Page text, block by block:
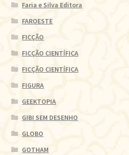
Faria e Silva Editora
FAROESTE
FICÇÃO
FICÇÃO CIENTÍFICA
FICÇÃO CIENTÍFICA
FIGURA
GEEKTOPIA
GIBI SEM DESENHO
GLOBO
GOTHAM